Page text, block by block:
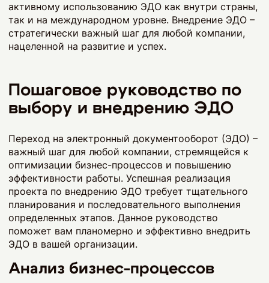
активному использованию ЭДО как внутри страны,
так и на международном уровне. Внедрение ЭДО –
стратегически важный шаг для любой компании,
нацеленной на развитие и успех.
Пошаговое руководство по
выбору и внедрению ЭДО
Переход на электронный документооборот (ЭДО) –
важный шаг для любой компании, стремящейся к
оптимизации бизнес-процессов и повышению
эффективности работы. Успешная реализация
проекта по внедрению ЭДО требует тщательного
планирования и последовательного выполнения
определенных этапов. Данное руководство
поможет вам планомерно и эффективно внедрить
ЭДО в вашей организации.
Анализ бизнес-процессов